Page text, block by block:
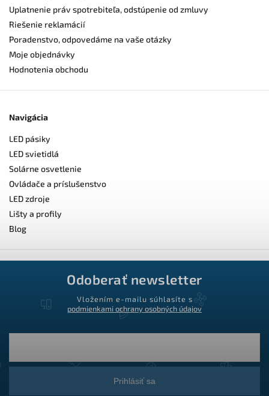
Uplatnenie práv spotrebiteľa, odstúpenie od zmluvy
Riešenie reklamácií
Poradenstvo, odpovedáme na vaše otázky
Moje objednávky
Hodnotenia obchodu
Navigácia
LED pásiky
LED svietidlá
Solárne osvetlenie
Ovládače a príslušenstvo
LED zdroje
Lišty a profily
Blog
Odoberať newsletter
Vložením e-mailu súhlasíte s
podmienkami ochrany osobných údajov
Prihlásiť sa